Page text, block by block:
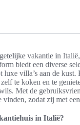
vakantie in
biedt een diverse
luxe villa’s aan de
te koken en te
Met de
vinden, zodat zij met
in Italië?